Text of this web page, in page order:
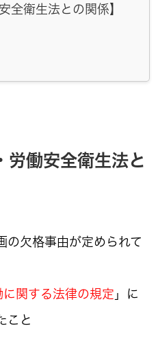
全衛生法との関係】
労働安全衛生法と
の欠格事由が定められて
に関する法律の規定 」に
こと